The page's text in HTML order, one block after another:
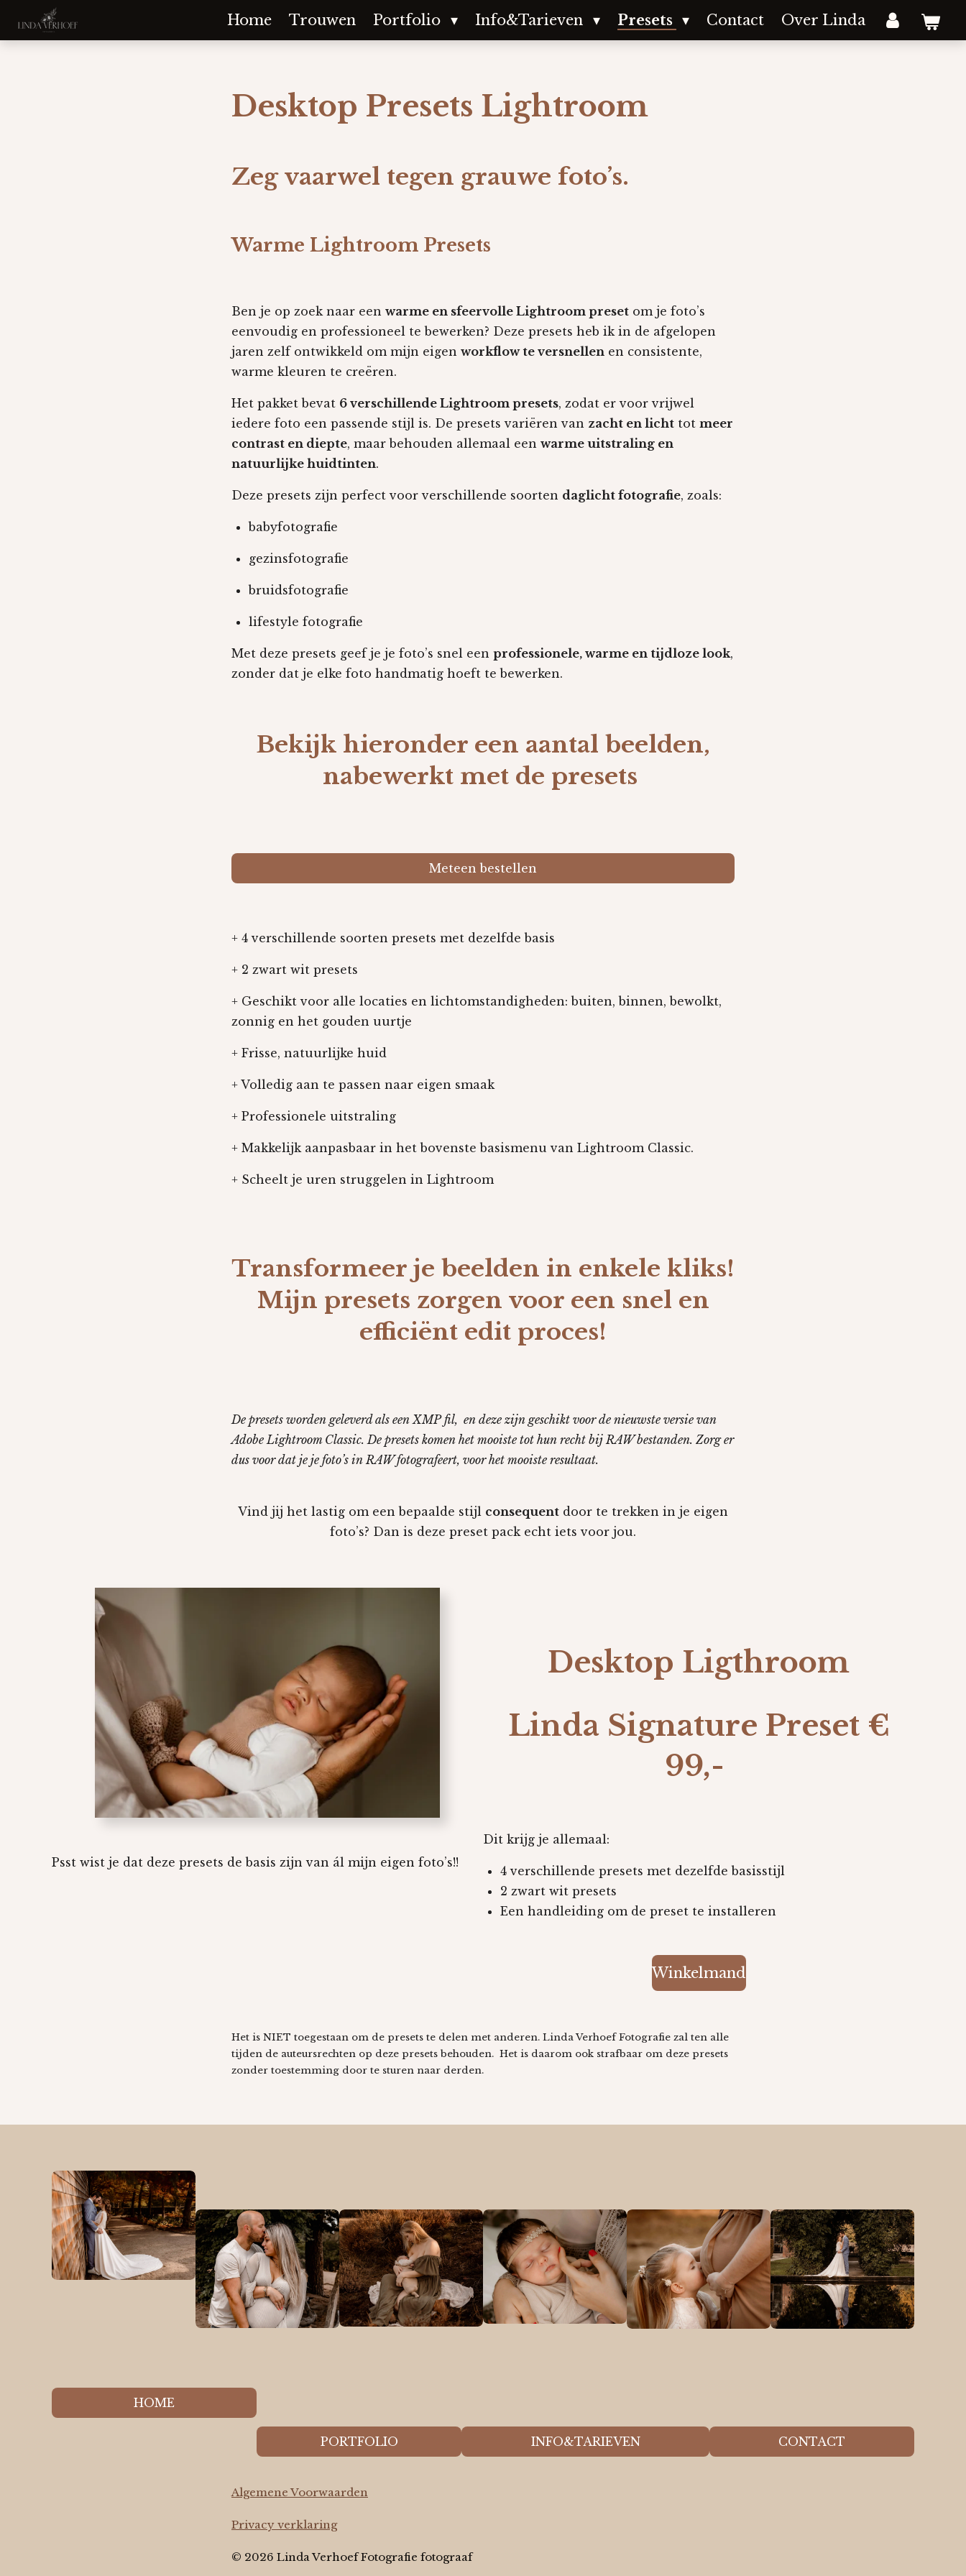
Home Trouwen Portfolio Info&Tarieven Presets Contact Over Linda
Desktop Presets Lightroom
Zeg vaarwel tegen grauwe foto’s.
Warme Lightroom Presets
Ben je op zoek naar een warme en sfeervolle Lightroom preset om je foto’s
eenvoudig en professioneel te bewerken? Deze presets heb ik in de afgelopen
jaren zelf ontwikkeld om mijn eigen workflow te versnellen en consistente,
warme kleuren te creëren.
Het pakket bevat 6 verschillende Lightroom presets, zodat er voor vrijwel
iedere foto een passende stijl is. De presets variëren van zacht en licht tot meer
contrast en diepte, maar behouden allemaal een warme uitstraling en
natuurlijke huidtinten.
Deze presets zijn perfect voor verschillende soorten daglicht fotografie, zoals:
babyfotografie
gezinsfotografie
bruidsfotografie
lifestyle fotografie
Met deze presets geef je je foto’s snel een professionele, warme en tijdloze look,
zonder dat je elke foto handmatig hoeft te bewerken.
Bekijk hieronder een aantal beelden,
nabewerkt met de presets
Meteen bestellen
+ 4 verschillende soorten presets met dezelfde basis
+ 2 zwart wit presets
+ Geschikt voor alle locaties en lichtomstandigheden: buiten, binnen, bewolkt,
zonnig en het gouden uurtje
+ Frisse, natuurlijke huid
+ Volledig aan te passen naar eigen smaak
+ Professionele uitstraling
+ Makkelijk aanpasbaar in het bovenste basismenu van Lightroom Classic.
+ Scheelt je uren struggelen in Lightroom
Transformeer je beelden in enkele kliks!
Mijn presets zorgen voor een snel en
efficiënt edit proces!
De presets worden geleverd als een XMP fil, en deze zijn geschikt voor de nieuwste versie van
Adobe Lightroom Classic. De presets komen het mooiste tot hun recht bij RAW bestanden. Zorg er
dus voor dat je je foto’s in RAW fotografeert, voor het mooiste resultaat.
Vind jij het lastig om een bepaalde stijl consequent door te trekken in je eigen
foto’s? Dan is deze preset pack echt iets voor jou.
Psst wist je dat deze presets de basis zijn van ál mijn eigen foto’s!!
Desktop Ligthroom
Linda Signature Preset €
99,-
Dit krijg je allemaal:
4 verschillende presets met dezelfde basisstijl
2 zwart wit presets
Een handleiding om de preset te installeren
Winkelmand
Het is NIET toegestaan om de presets te delen met anderen. Linda Verhoef Fotografie zal ten alle
tijden de auteursrechten op deze presets behouden. Het is daarom ook strafbaar om deze presets
zonder toestemming door te sturen naar derden.
HOME
PORTFOLIO INFO&TARIEVEN CONTACT
Algemene Voorwaarden
Privacy verklaring
© 2026 Linda Verhoef Fotografie fotograaf